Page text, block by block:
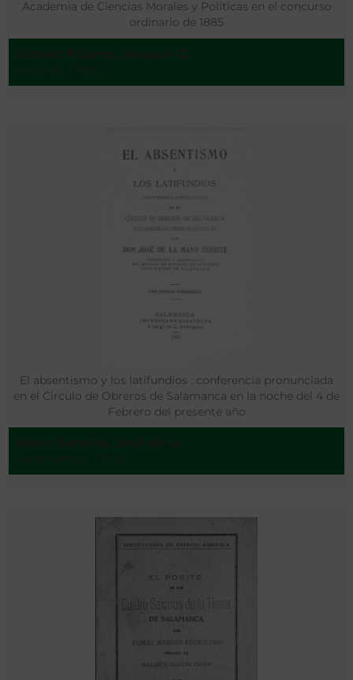
Academia de Ciencias Morales y Políticas en el concurso
ordinario de 1885
El absentismo y los latifundios : conferencia pronunciada
en el Círculo de Obreros de Salamanca en la noche del 4 de
Febrero del presente año